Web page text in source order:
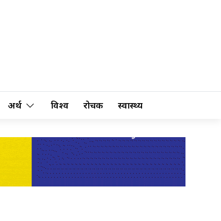
अर्थ विश्व रोचक स्वास्थ्य